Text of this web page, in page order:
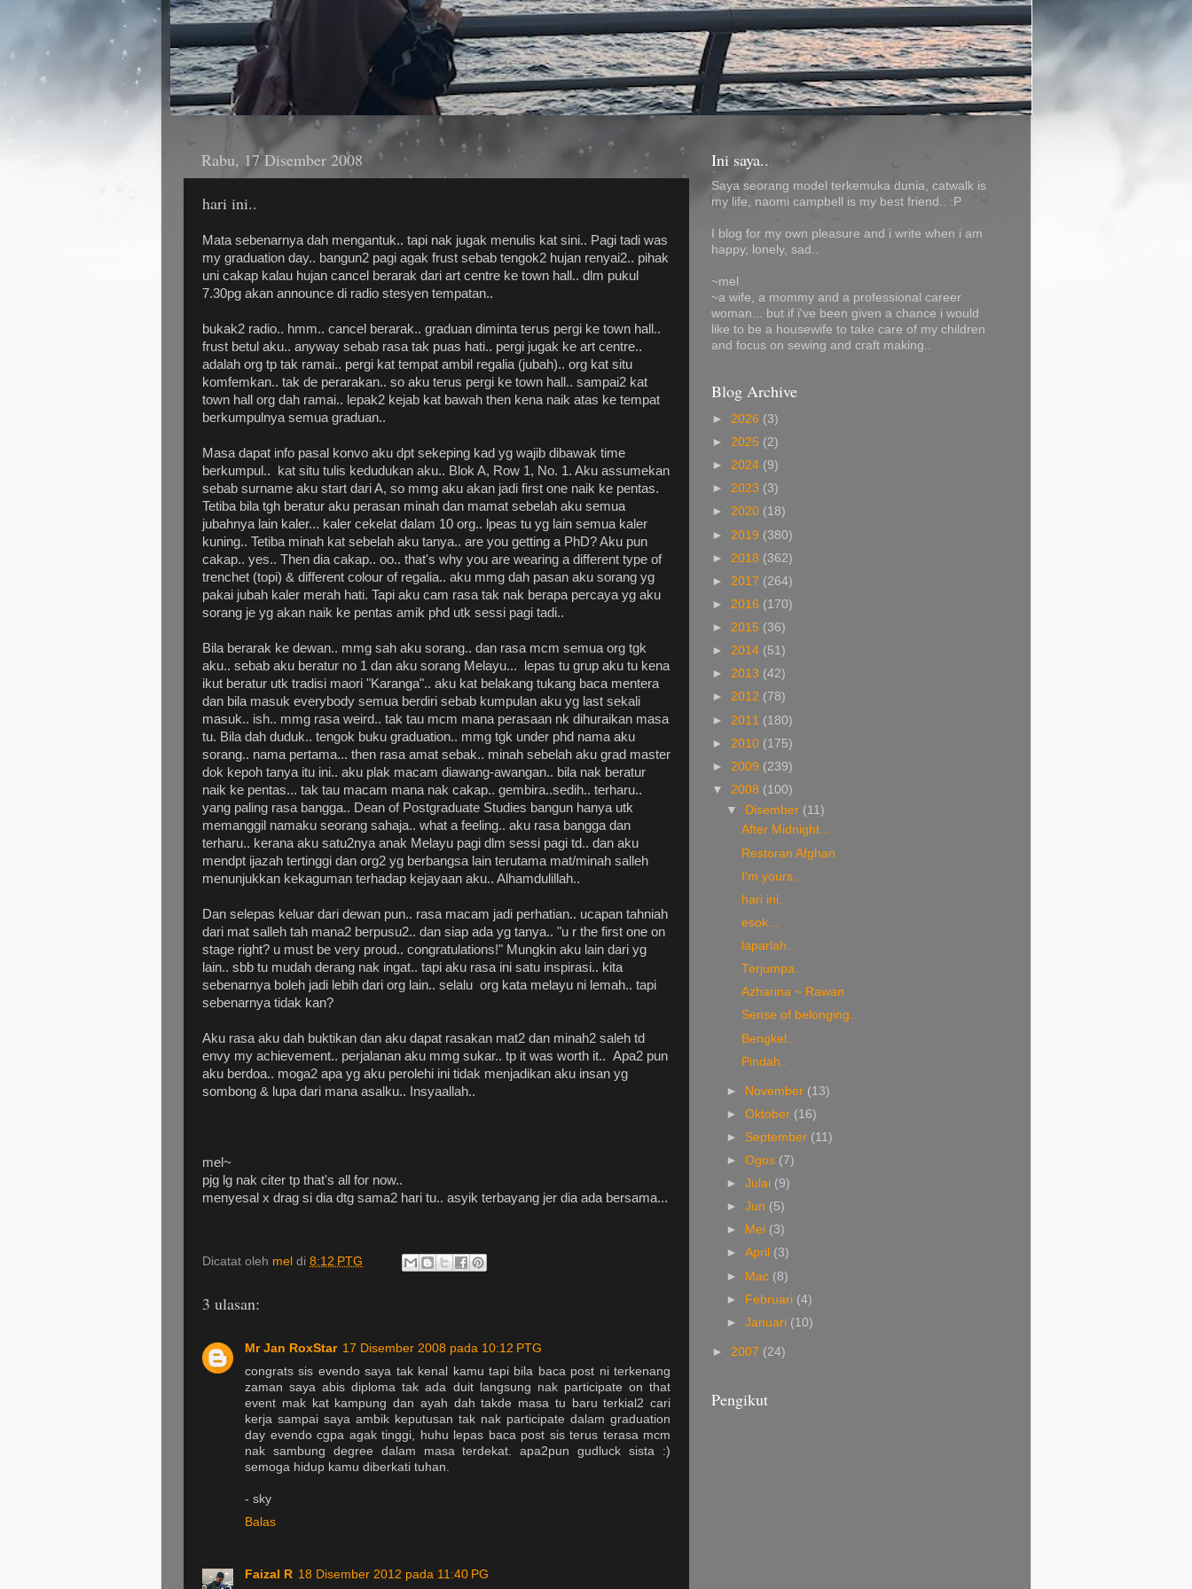
Rabu, 17 Disember 2008
hari ini..
Mata sebenarnya dah mengantuk.. tapi nak jugak menulis kat sini.. Pagi tadi was
my graduation day.. bangun2 pagi agak frust sebab tengok2 hujan renyai2.. pihak
uni cakap kalau hujan cancel berarak dari art centre ke town hall.. dlm pukul
7.30pg akan announce di radio stesyen tempatan..
bukak2 radio.. hmm.. cancel berarak.. graduan diminta terus pergi ke town hall..
frust betul aku.. anyway sebab rasa tak puas hati.. pergi jugak ke art centre..
adalah org tp tak ramai.. pergi kat tempat ambil regalia (jubah).. org kat situ
komfemkan.. tak de perarakan.. so aku terus pergi ke town hall.. sampai2 kat
town hall org dah ramai.. lepak2 kejab kat bawah then kena naik atas ke tempat
berkumpulnya semua graduan..
Masa dapat info pasal konvo aku dpt sekeping kad yg wajib dibawak time
berkumpul.. kat situ tulis kedudukan aku.. Blok A, Row 1, No. 1. Aku assumekan
sebab surname aku start dari A, so mmg aku akan jadi first one naik ke pentas.
Tetiba bila tgh beratur aku perasan minah dan mamat sebelah aku semua
jubahnya lain kaler... kaler cekelat dalam 10 org.. lpeas tu yg lain semua kaler
kuning.. Tetiba minah kat sebelah aku tanya.. are you getting a PhD? Aku pun
cakap.. yes.. Then dia cakap.. oo.. that's why you are wearing a different type of
trenchet (topi) & different colour of regalia.. aku mmg dah pasan aku sorang yg
pakai jubah kaler merah hati. Tapi aku cam rasa tak nak berapa percaya yg aku
sorang je yg akan naik ke pentas amik phd utk sessi pagi tadi..
Bila berarak ke dewan.. mmg sah aku sorang.. dan rasa mcm semua org tgk
aku.. sebab aku beratur no 1 dan aku sorang Melayu... lepas tu grup aku tu kena
ikut beratur utk tradisi maori "Karanga".. aku kat belakang tukang baca mentera
dan bila masuk everybody semua berdiri sebab kumpulan aku yg last sekali
masuk.. ish.. mmg rasa weird.. tak tau mcm mana perasaan nk dihuraikan masa
tu. Bila dah duduk.. tengok buku graduation.. mmg tgk under phd nama aku
sorang.. nama pertama... then rasa amat sebak.. minah sebelah aku grad master
dok kepoh tanya itu ini.. aku plak macam diawang-awangan.. bila nak beratur
naik ke pentas... tak tau macam mana nak cakap.. gembira..sedih.. terharu..
yang paling rasa bangga.. Dean of Postgraduate Studies bangun hanya utk
memanggil namaku seorang sahaja.. what a feeling.. aku rasa bangga dan
terharu.. kerana aku satu2nya anak Melayu pagi dlm sessi pagi td.. dan aku
mendpt ijazah tertinggi dan org2 yg berbangsa lain terutama mat/minah salleh
menunjukkan kekaguman terhadap kejayaan aku.. Alhamdulillah..
Dan selepas keluar dari dewan pun.. rasa macam jadi perhatian.. ucapan tahniah
dari mat salleh tah mana2 berpusu2.. dan siap ada yg tanya.. "u r the first one on
stage right? u must be very proud.. congratulations!" Mungkin aku lain dari yg
lain.. sbb tu mudah derang nak ingat.. tapi aku rasa ini satu inspirasi.. kita
sebenarnya boleh jadi lebih dari org lain.. selalu org kata melayu ni lemah.. tapi
sebenarnya tidak kan?
Aku rasa aku dah buktikan dan aku dapat rasakan mat2 dan minah2 saleh td
envy my achievement.. perjalanan aku mmg sukar.. tp it was worth it.. Apa2 pun
aku berdoa.. moga2 apa yg aku perolehi ini tidak menjadikan aku insan yg
sombong & lupa dari mana asalku.. Insyaallah..
mel~
pjg lg nak citer tp that's all for now..
menyesal x drag si dia dtg sama2 hari tu.. asyik terbayang jer dia ada bersama...
Dicatat oleh mel di 8:12 PTG
3 ulasan:
Mr Jan RoxStar 17 Disember 2008 pada 10:12 PTG
congrats sis evendo saya tak kenal kamu tapi bila baca post ni terkenang
zaman saya abis diploma tak ada duit langsung nak participate on that
event mak kat kampung dan ayah dah takde masa tu baru terkial2 cari
kerja sampai saya ambik keputusan tak nak participate dalam graduation
day evendo cgpa agak tinggi, huhu lepas baca post sis terus terasa mcm
nak sambung degree dalam masa terdekat. apa2pun gudluck sista :)
semoga hidup kamu diberkati tuhan.
- sky
Balas
Faizal R 18 Disember 2012 pada 11:40 PG
Ini saya..
Saya seorang model terkemuka dunia, catwalk is
my life, naomi campbell is my best friend.. :P
I blog for my own pleasure and i write when i am
happy, lonely, sad..
~mel
~a wife, a mommy and a professional career
woman... but if i've been given a chance i would
like to be a housewife to take care of my children
and focus on sewing and craft making..
Blog Archive
► 2026 (3)
► 2025 (2)
► 2024 (9)
► 2023 (3)
► 2020 (18)
► 2019 (380)
► 2018 (362)
► 2017 (264)
► 2016 (170)
► 2015 (36)
► 2014 (51)
► 2013 (42)
► 2012 (78)
► 2011 (180)
► 2010 (175)
► 2009 (239)
▼ 2008 (100)
▼ Disember (11)
After Midnight...
Restoran Afghan
I'm yours..
hari ini..
esok...
laparlah..
Terjumpa..
Azharina ~ Rawan
Sense of belonging..
Bengkel..
Pindah..
► November (13)
►Oktober (16)
► September (11)
►Ogos (7)
►Julai (9)
►Jun (5)
►
Mei (3)
►April (3)
► Mac (8)
► Februari (4)
►Januari (10)
► 2007 (24)
Pengikut